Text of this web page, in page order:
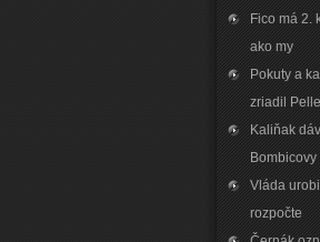
Fico má 2.
ako my
Pokuty a
zriadil Pelle
Kaliňak
Bombicovy
Vláda
rozpočte